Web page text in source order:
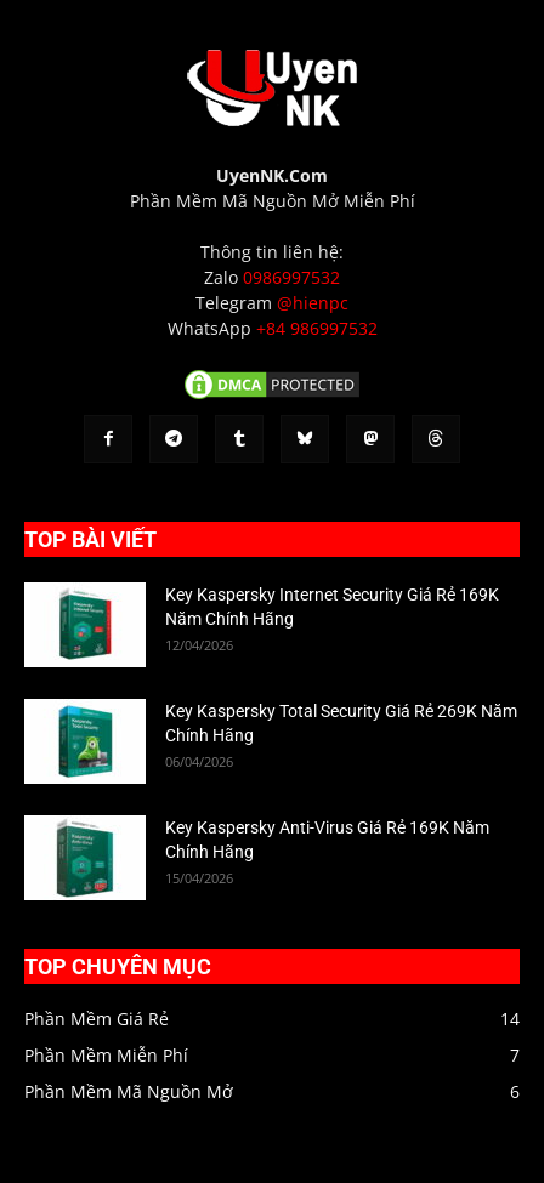
UyenNK.Com
Phần Mềm Mã Nguồn Mở Miễn Phí
Thông tin liên hệ:
Zalo 0986997532
Telegram @hienpc
WhatsApp +84 986997532
TOP BÀI VIẾT
Key Kaspersky Internet Security Giá Rẻ 169K
Năm Chính Hãng
12/04/2026
Key Kaspersky Total Security Giá Rẻ 269K Năm
Chính Hãng
06/04/2026
Key Kaspersky Anti-Virus Giá Rẻ 169K Năm
Chính Hãng
15/04/2026
TOP CHUYÊN MỤC
Phần Mềm Giá Rẻ
14
Phần Mềm Miễn Phí
7
Phần Mềm Mã Nguồn Mở
6